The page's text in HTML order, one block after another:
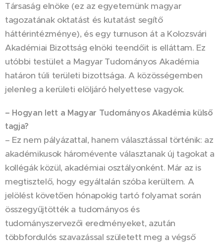
Társaság elnöke (ez az egyetemünk magyar
tagozatának oktatást és kutatást segítő
háttérintézménye), és egy turnuson át a Kolozsvári
Akadémiai Bizottság elnöki teendőit is elláttam. Ez
utóbbi testület a Magyar Tudományos Akadémia
határon túli területi bizottsága. A közösségemben
jelenleg a kerületi elöljáró helyettese vagyok.
– Hogyan lett a Magyar Tudományos Akadémia külső
tagja?
– Ez nem pályázattal, hanem választással történik: az
akadémikusok háromévente választanak új tagokat a
kollégák közül, akadémiai osztályonként. Már az is
megtisztelő, hogy egyáltalán szóba kerültem. A
jelölést követően hónapokig tartó folyamat során
összegyűjtötték a tudományos és
tudományszervezői eredményeket, azután
többfordulós szavazással született meg a végső